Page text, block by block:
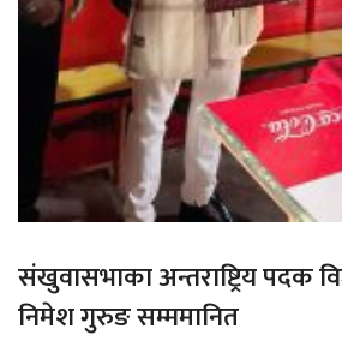
संखुवासभाका अन्तराष्ट्रिय पदक
निमेश गुरुङ सम्ममानित